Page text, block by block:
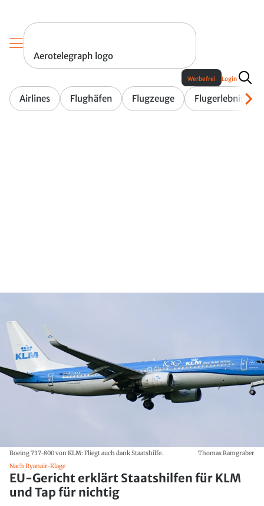
Aerotelegraph logo
Airlines Flughäfen Flugzeuge Flugerlebnis
Werbefrei Login
Boeing 737-800 von KLM: Fliegt auch dank Staatshilfe.
Thomas Ramgraber
Nach Ryanair-Klage
EU-Gericht erklärt Staatshilfen für KLM
und Tap für nichtig